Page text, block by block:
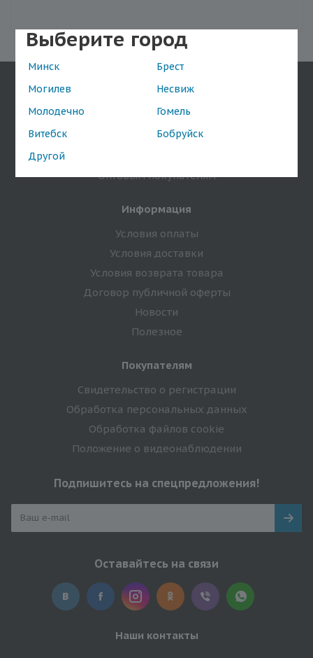
Выберите город
Минск
Брест
Могилев
Несвиж
Молодечно
Гомель
Витебск
Бобруйск
Другой
Компания
О компании
Магазины
Оптовым покупателям
Информация
Условия оплаты
Условия доставки
Условия возврата товара
Договор публичной оферты
Новости
Полезное
Покупателям
Свидетельство о регистрации
Обработка персональных данных
Обработка файлов cookie
Положение о видеонаблюдении
Подпишитесь на спецпредложения!
Оставайтесь на связи
Наши контакты